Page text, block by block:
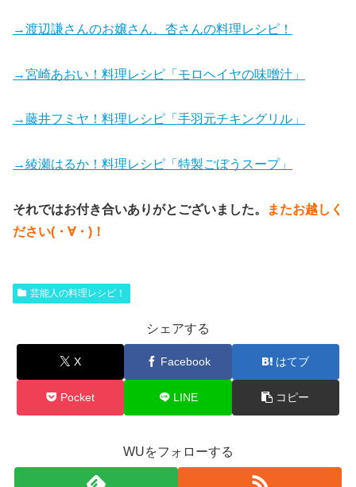
→渡辺謙さんのお嬢さん、杏さんの料理レシピ！
→宮崎あおい！料理レシピ「モロヘイヤの味噌汁」
→藤井フミヤ！料理レシピ「手羽元チキングリル」
→綾瀬はるか！料理レシピ「特製ごぼうスープ」
それではお付き合いありがとございました。
またお越しく
ださい(・∀・)！
芸能人の料理レシピ！
シェアする
X Facebook はてブ
Pocket LINE コピー
WUをフォローする